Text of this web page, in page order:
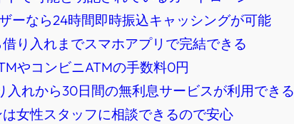
ーなら24時間即時振込キャッシングが可能
り入れまでスマホアプリで完結できる
やコンビニATMの手数料0円
れから30日間の無利息サービスが利用できる
女性スタッフに相談できるので安心